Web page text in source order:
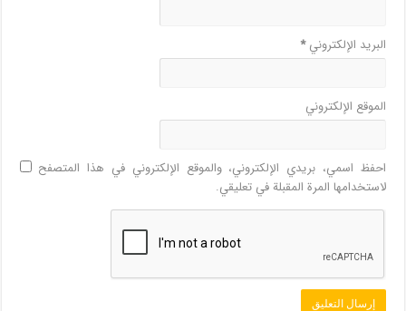
البريد الإلكتروني*
الموقع الإلكتروني
احفظ اسمي، بريدي الإلكتروني، والموقع الإلكتروني في هذا المتصفح
لاستخدامها المرة المقبلة في تعليقي.